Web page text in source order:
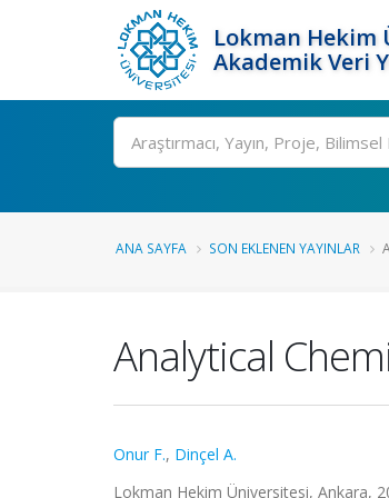
Lokman Hekim
Akademik Veri
Ara
ANA SAYFA SON EKLENEN YAYINLAR
Analytical
Onur F., Dinçel A.
Lokman Hekim Üniversitesi, Ankara,